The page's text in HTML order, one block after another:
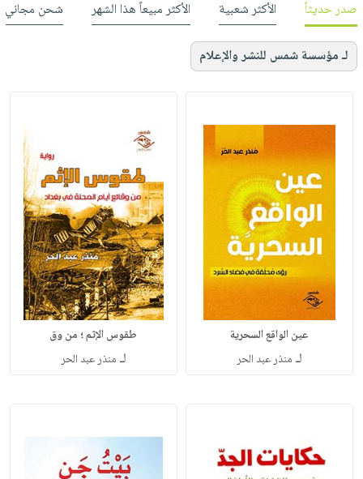
صدر حديثاً الأكثر شعبية الأكثر مبيعاً هذا الشهر شحن مجاني
لـ مؤسسة شمس للنشر والإعلام
عين الواقع السحرية
لـ منذر عبد الحر
طقوس الإثم ؛ من وق
لـ منذر عبد الحر